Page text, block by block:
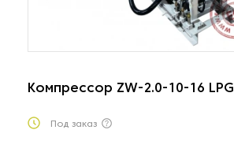
Компрессор ZW-2.0-10-16 LPG
Под заказ